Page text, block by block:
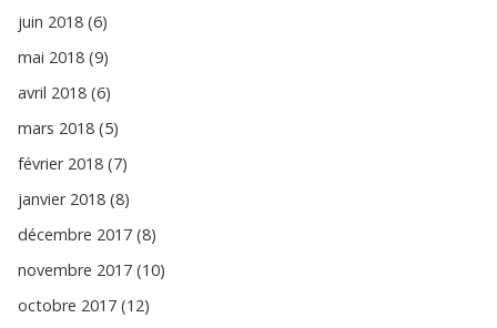
juin 2018 (6)
mai 2018 (9)
avril 2018 (6)
mars 2018 (5)
février 2018 (7)
janvier 2018 (8)
décembre 2017 (8)
novembre 2017 (10)
octobre 2017 (12)